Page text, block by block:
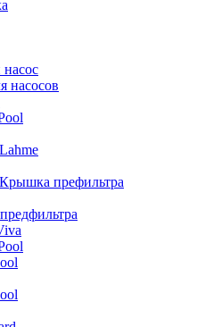
насосов
Крышка префильтра